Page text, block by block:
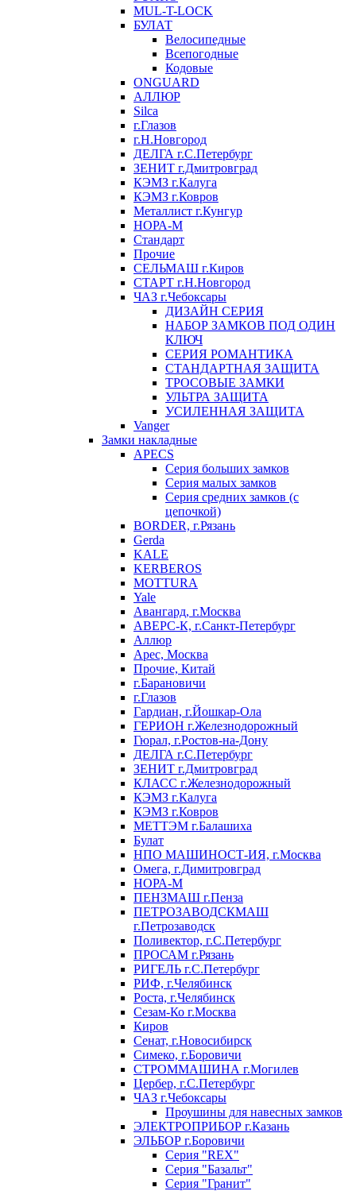
MUL-T-LOCK
БУЛАТ
Велосипедные
Всепогодные
Кодовые
ONGUARD
АЛЛЮР
Silca
г.Глазов
г.Н.Новгород
ДЕЛГА г.С.Петербург
ЗЕНИТ г.Дмитровград
КЭМЗ г.Калуга
КЭМЗ г.Ковров
Металлист г.Кунгур
НОРА-М
Стандарт
Прочие
СЕЛЬМАШ г.Киров
СТАРТ г.Н.Новгород
ЧАЗ г.Чебоксары
ДИЗАЙН СЕРИЯ
НАБОР ЗАМКОВ ПОД ОДИН
КЛЮЧ
СЕРИЯ РОМАНТИКА
СТАНДАРТНАЯ ЗАЩИТА
ТРОСОВЫЕ ЗАМКИ
УЛЬТРА ЗАЩИТА
УСИЛЕННАЯ ЗАЩИТА
Vanger
Замки накладные
APECS
Серия больших замков
Серия малых замков
Серия средних замков (с
цепочкой)
BORDER, г.Рязань
Gerda
KALE
KERBEROS
MOTTURA
Yale
Авангард, г.Москва
АВЕРС-К, г.Санкт-Петербург
Аллюр
Арес, Москва
Прочие, Китай
г.Барановичи
г.Глазов
Гардиан, г.Йошкар-Ола
ГЕРИОН г.Железнодорожный
Гюрал, г.Ростов-на-Дону
ДЕЛГА г.С.Петербург
ЗЕНИТ г.Дмитровград
КЛАСС г.Железнодорожный
КЭМЗ г.Калуга
КЭМЗ г.Ковров
МЕТТЭМ г.Балашиха
Булат
НПО МАШИНОСТ-ИЯ, г.Москва
Омега, г.Димитровград
НОРА-М
ПЕНЗМАШ г.Пенза
ПЕТРОЗАВОДСКМАШ
г.Петрозаводск
Поливектор, г.С.Петербург
ПРОСАМ г.Рязань
РИГЕЛЬ г.С.Петербург
РИФ, г.Челябинск
Роста, г.Челябинск
Сезам-Ко г.Москва
Киров
Сенат, г.Новосибирск
Симеко, г.Боровичи
СТРОММАШИНА г.Могилев
Цербер, г.С.Петербург
ЧАЗ г.Чебоксары
Проушины для навесных замков
ЭЛЕКТРОПРИБОР г.Казань
ЭЛЬБОР г.Боровичи
Серия "REX"
Серия "Базальт"
Серия "Гранит"